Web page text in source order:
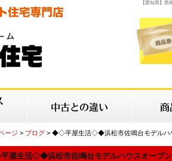
【愛知県】
ージ > ブログ > ◆◇平屋生活◇◆浜松市佐鳴台モデルハ
屋生活◇◆浜松市佐鳴台モデルハウスオープン